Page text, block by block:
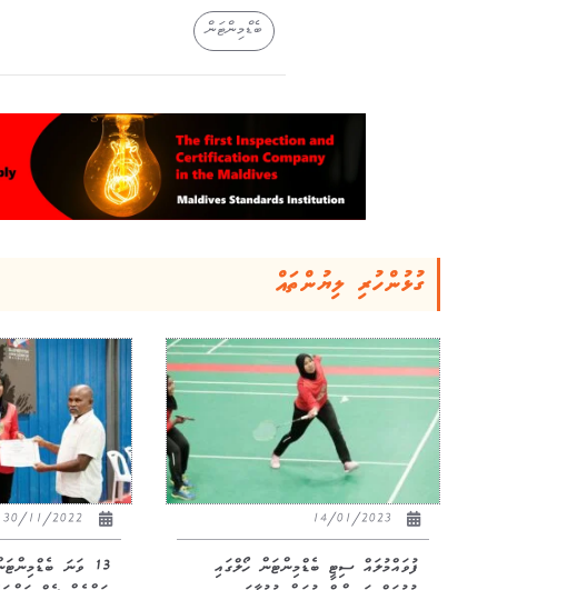
ބެޑްމިންޓަން
ގުޅުންހުރި ލިޔުންތައް
ފުވައްމުލައް ސިޓީ ބެޑްމިންޓަން ހޯލްގައި
13 ވަނަ